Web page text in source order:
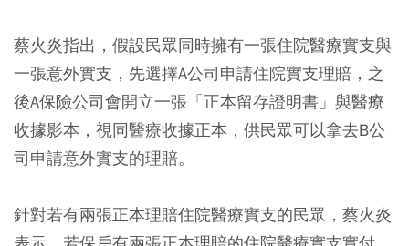
蔡火炎指出，假設民眾同時擁有一張住院醫療實支與
一張意外實支，先選擇A公司申請住院實支理賠，之
後A保險公司會開立一張「正本留存證明書」與醫療
收據影本，視同醫療收據正本，供民眾可以拿去B公
司申請意外實支的理賠。
針對若有兩張正本理賠住院醫療實支的民眾，蔡火炎